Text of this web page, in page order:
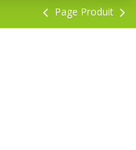
Page Produit